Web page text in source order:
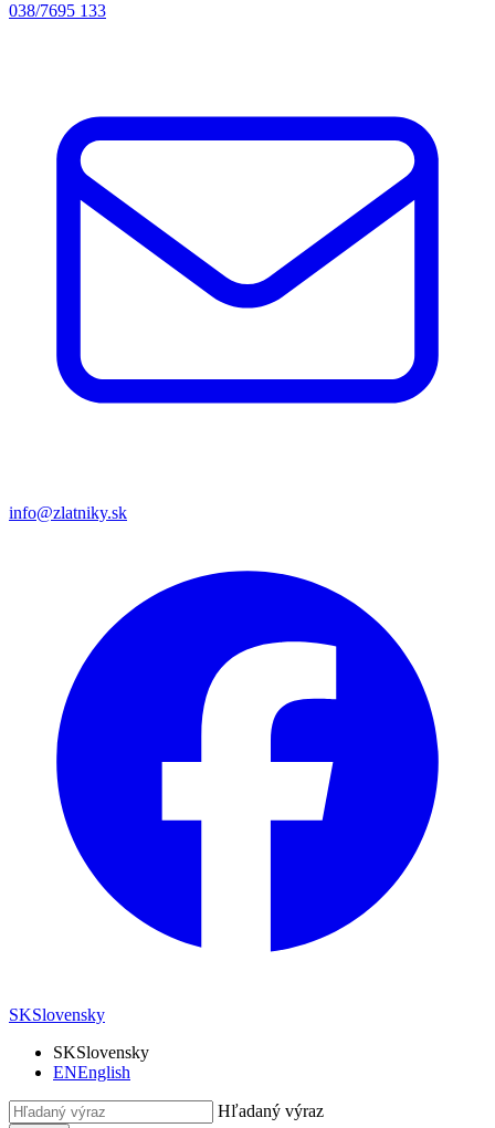
038/7695 133
info@zlatniky.sk
SKSlovensky
SKSlovensky
ENEnglish
Hľadaný výraz